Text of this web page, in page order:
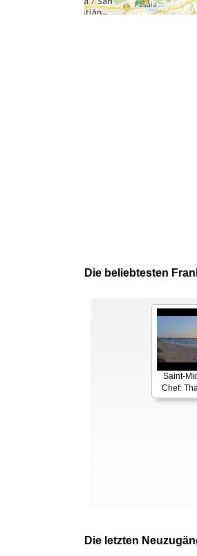
Die beliebtesten
Saint-
Chef:
Die letzten